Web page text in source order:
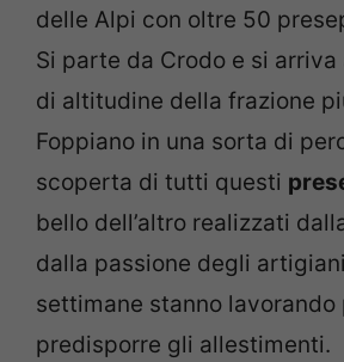
delle Alpi con oltre 50
Si parte da Crodo e si arriva
di altitudine della frazione
Foppiano in una sorta di
scoperta di tutti questi
bello dell’altro realizzati
dalla passione degli
settimane stanno lavorando
predisporre gli allestimenti.